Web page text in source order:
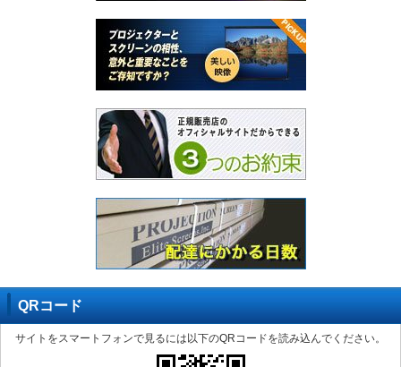
QRコード
サイトをスマートフォンで見るには以下のQRコードを読み込んでください。